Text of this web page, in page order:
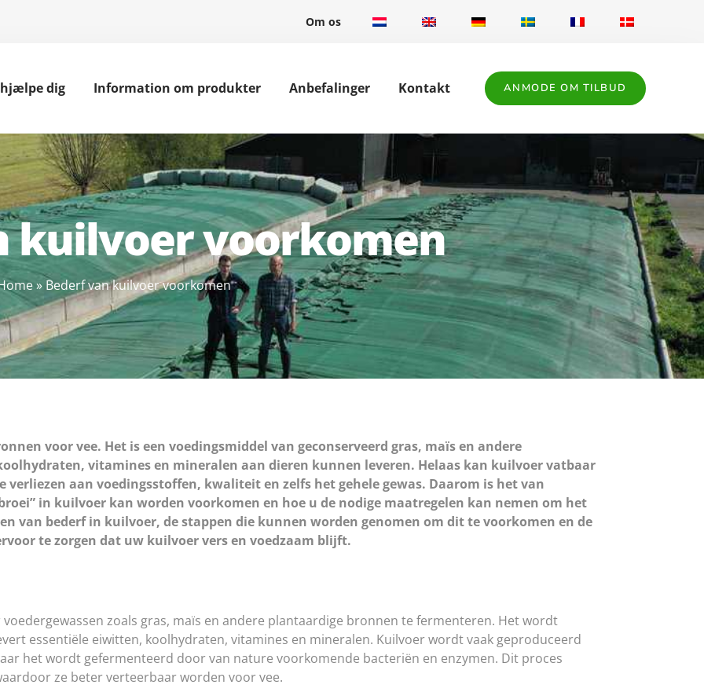
Om os
dig Information om produkter Anbefalinger Kontakt ANMODE OM TILBUD
kuilvoer voorkomen
» Bederf van kuilvoer voorkomen
voor vee. Het is een voedingsmiddel van geconserveerd gras, maïs en andere
vitamines en mineralen aan dieren kunnen leveren. Helaas kan kuilvoer vatbaar
aan voedingsstoffen, kwaliteit en zelfs het gehele gewas. Daarom is het van
in kuilvoer kan worden voorkomen en hoe u de nodige maatregelen kan nemen om het
van bederf in kuilvoer, de stappen die kunnen worden genomen om dit te voorkomen en de
te zorgen dat uw kuilvoer vers en voedzaam blijft.
zoals gras, maïs en andere plantaardige bronnen te fermenteren. Het wordt
essentiële eiwitten, koolhydraten, vitamines en mineralen. Kuilvoer wordt vaak geproduceerd
het wordt gefermenteerd door van nature voorkomende bacteriën en enzymen. Dit proces
ze beter verteerbaar worden voor vee.